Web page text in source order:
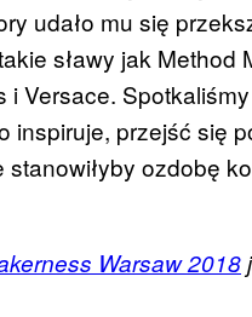
udało mu się
sławy jak Method
i Versace.
inspiruje, przejść się
ozdobę
Warsaw 2018